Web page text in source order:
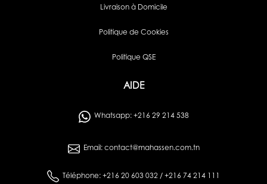
Livraison à Domicile
Politique de Cookies
Politique QSE
AIDE
Whatsapp: +216 29 214 538
Email: contact@mahassen.com.tn
Téléphone: +216 20 603 032 / +216 74 214 111